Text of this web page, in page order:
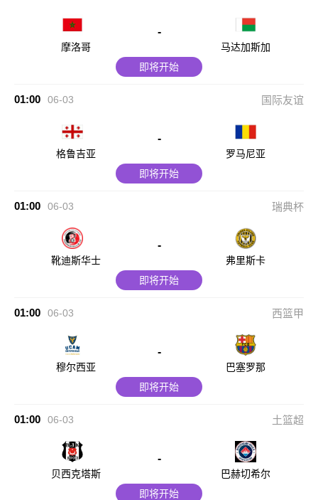
摩洛哥
-
马达加斯加
即将开始
01:00 06-03 国际友谊
格鲁吉亚
-
罗马尼亚
即将开始
01:00 06-03 瑞典杯
靴迪斯华士
-
弗里斯卡
即将开始
01:00 06-03 西篮甲
穆尔西亚
-
巴塞罗那
即将开始
01:00 06-03 土篮超
贝西克塔斯
-
巴赫切希尔
即将开始